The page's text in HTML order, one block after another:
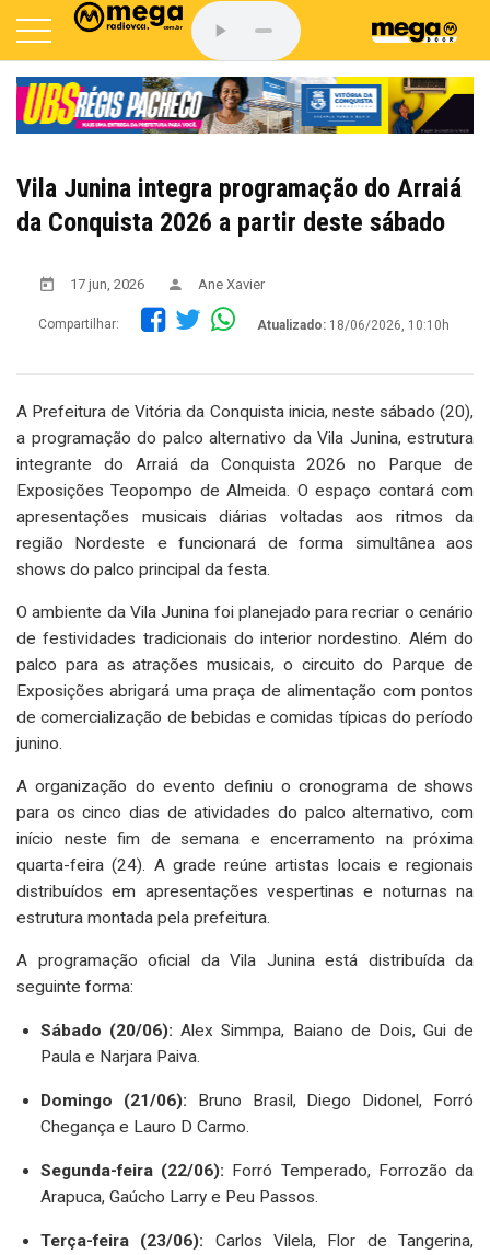
Vila Junina integra programação do Arraiá
da Conquista 2026 a partir deste sábado
17 jun, 2026 Ane Xavier
Compartilhar: Atualizado: 18/06/2026, 10:10h
A Prefeitura de Vitória da Conquista inicia, neste sábado (20),
a programação do palco alternativo da Vila Junina, estrutura
integrante do Arraiá da Conquista 2026 no Parque de
Exposições Teopompo de Almeida. O espaço contará com
apresentações musicais diárias voltadas aos ritmos da
região Nordeste e funcionará de forma simultânea aos
shows do palco principal da festa.
O ambiente da Vila Junina foi planejado para recriar o cenário
de festividades tradicionais do interior nordestino. Além do
palco para as atrações musicais, o circuito do Parque de
Exposições abrigará uma praça de alimentação com pontos
de comercialização de bebidas e comidas típicas do período
junino.
A organização do evento definiu o cronograma de shows
para os cinco dias de atividades do palco alternativo, com
início neste fim de semana e encerramento na próxima
quarta-feira (24). A grade reúne artistas locais e regionais
distribuídos em apresentações vespertinas e noturnas na
estrutura montada pela prefeitura.
A programação oficial da Vila Junina está distribuída da
seguinte forma:
Sábado (20/06): Alex Simmpa, Baiano de Dois, Gui de
Paula e Narjara Paiva.
Domingo (21/06): Bruno Brasil, Diego Didonel, Forró
Chegança e Lauro D Carmo.
Segunda-feira (22/06): Forró Temperado, Forrozão da
Arapuca, Gaúcho Larry e Peu Passos.
Terça-feira (23/06): Carlos Vilela, Flor de Tangerina,